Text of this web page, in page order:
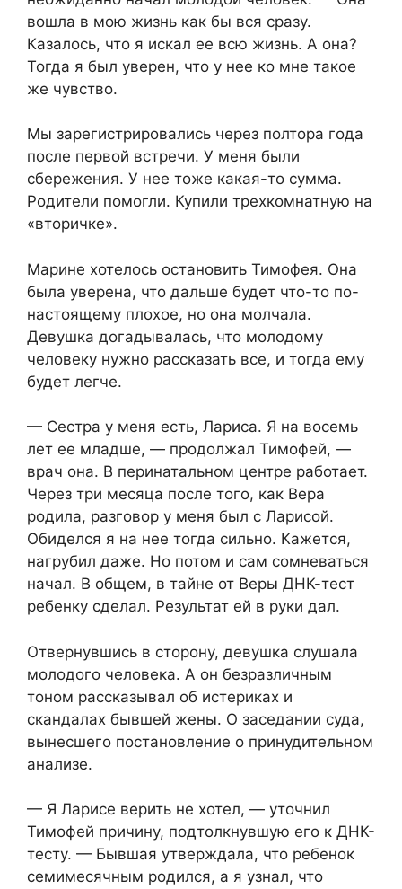
вошла в мою жизнь как бы вся сразу.
Казалось, что я искал ее всю жизнь. А она?
Тогда я был уверен, что у нее ко мне такое
же чувство.
Мы зарегистрировались через полтора года
после первой встречи. У меня были
сбережения. У нее тоже какая-то сумма.
Родители помогли. Купили трехкомнатную на
«вторичке».
Марине хотелось остановить Тимофея. Она
была уверена, что дальше будет что-то по-
настоящему плохое, но она молчала.
Девушка догадывалась, что молодому
человеку нужно рассказать все, и тогда ему
будет легче.
— Сестра у меня есть, Лариса. Я на восемь
лет ее младше, — продолжал Тимофей, —
врач она. В перинатальном центре работает.
Через три месяца после того, как Вера
родила, разговор у меня был с Ларисой.
Обиделся я на нее тогда сильно. Кажется,
нагрубил даже. Но потом и сам сомневаться
начал. В общем, в тайне от Веры ДНК-тест
ребенку сделал. Результат ей в руки дал.
Отвернувшись в сторону, девушка слушала
молодого человека. А он безразличным
тоном рассказывал об истериках и
скандалах бывшей жены. О заседании суда,
вынесшего постановление о принудительном
анализе.
— Я Ларисе верить не хотел, — уточнил
Тимофей причину, подтолкнувшую его к ДНК-
тесту. — Бывшая утверждала, что ребенок
семимесячным родился, а я узнал, что